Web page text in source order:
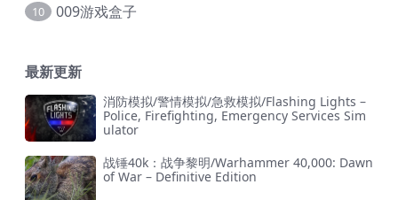
10 009游戏盒子
最新更新
消防模拟/警情模拟/急救模拟/Flashing Lights –
Police, Firefighting, Emergency Services Sim
ulator
战锤40k：战争黎明/Warhammer 40,000: Dawn
of War – Definitive Edition